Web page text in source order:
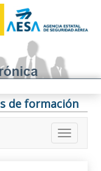
de formación